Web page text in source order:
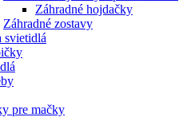
Záhradné hojdačky
Záhradné zostavy
svietidlá
pre mačky